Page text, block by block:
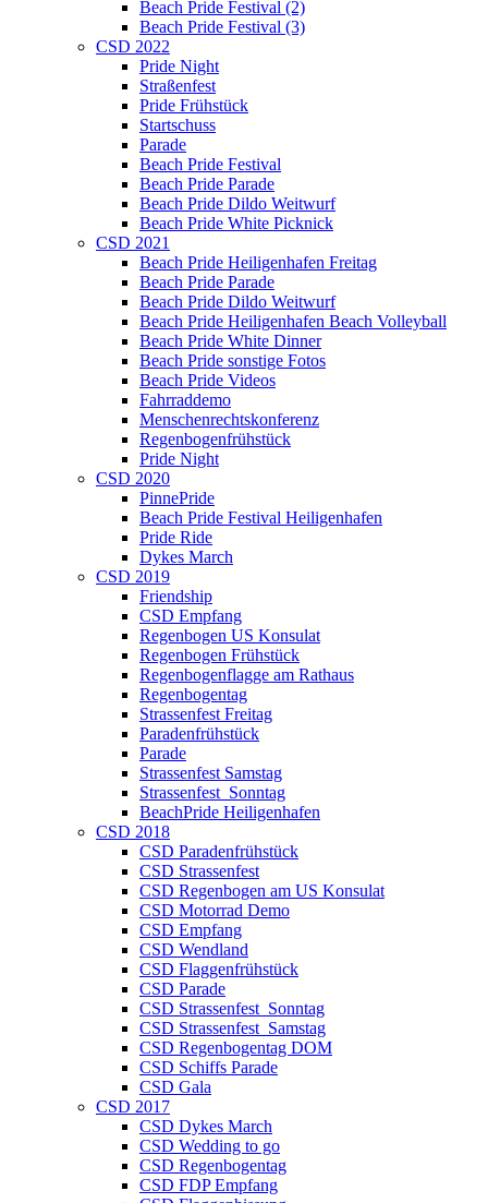
Beach Pride Festival (2)
Beach Pride Festival (3)
CSD 2022
Pride Night
Straßenfest
Pride Frühstück
Startschuss
Parade
Beach Pride Festival
Beach Pride Parade
Beach Pride Dildo Weitwurf
Beach Pride White Picknick
CSD 2021
Beach Pride Heiligenhafen Freitag
Beach Pride Parade
Beach Pride Dildo Weitwurf
Beach Pride Heiligenhafen Beach Volleyball
Beach Pride White Dinner
Beach Pride sonstige Fotos
Beach Pride Videos
Fahrraddemo
Menschenrechtskonferenz
Regenbogenfrühstück
Pride Night
CSD 2020
PinnePride
Beach Pride Festival Heiligenhafen
Pride Ride
Dykes March
CSD 2019
Friendship
CSD Empfang
Regenbogen US Konsulat
Regenbogen Frühstück
Regenbogenflagge am Rathaus
Regenbogentag
Strassenfest Freitag
Paradenfrühstück
Parade
Strassenfest Samstag
Strassenfest_Sonntag
BeachPride Heiligenhafen
CSD 2018
CSD Paradenfrühstück
CSD Strassenfest
CSD Regenbogen am US Konsulat
CSD Motorrad Demo
CSD Empfang
CSD Wendland
CSD Flaggenfrühstück
CSD Parade
CSD Strassenfest_Sonntag
CSD Strassenfest_Samstag
CSD Regenbogentag DOM
CSD Schiffs Parade
CSD Gala
CSD 2017
CSD Dykes March
CSD Wedding to go
CSD Regenbogentag
CSD FDP Empfang